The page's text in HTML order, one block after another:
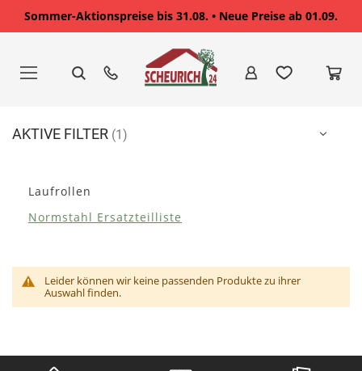
Sommer-Aktionspreise bis 31.08. • Neue Preise ab 01.09.
springen
Laufrollen
Normstahl Ersatzteilliste
Leider können wir keine passenden Produkte zu ihrer
Auswahl finden.
AKTIVE FILTER